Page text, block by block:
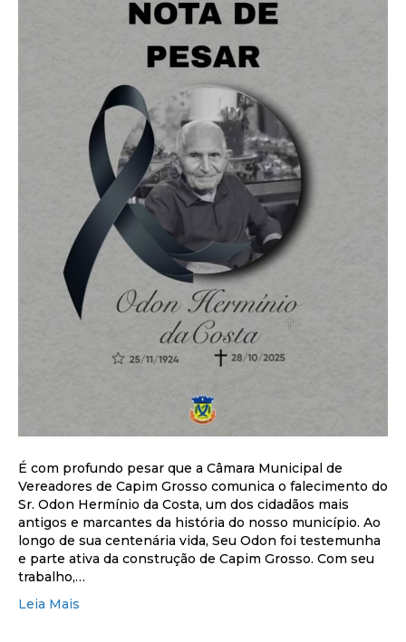
É com profundo pesar que a Câmara Municipal de
Vereadores de Capim Grosso comunica o falecimento do
Sr. Odon Hermínio da Costa, um dos cidadãos mais
antigos e marcantes da história do nosso município. Ao
longo de sua centenária vida, Seu Odon foi testemunha
e parte ativa da construção de Capim Grosso. Com seu
trabalho,…
Leia Mais